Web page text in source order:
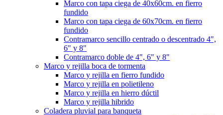
Marco con tapa ciega de 40x60cm. en fierro
fundido
Marco con tapa ciega de 60x70cm. en fierro
fundido
Contramarco sencillo centrado o descentrado 4",
6" y 8"
Contramarco doble de 4", 6" y 8"
Marco y rejilla boca de tormenta
Marco y rejilla en fierro fundido
Marco y rejilla en polietileno
Marco y rejilla en hierro dúctil
Marco y rejilla hibrido
Coladera pluvial para banqueta